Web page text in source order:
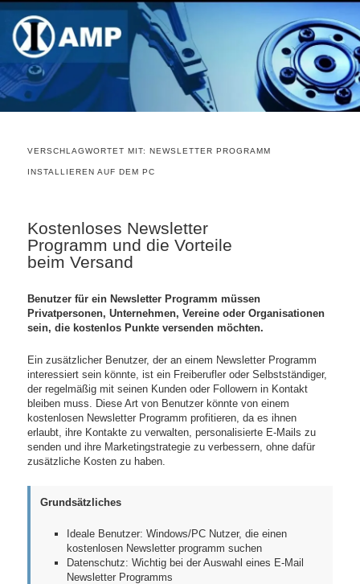
VERSCHLAGWORTET MIT:NEWSLETTER PROGRAMM
INSTALLIEREN AUF DEM PC
Kostenloses Newsletter
Programm und die Vorteile
beim Versand
Benutzer für ein Newsletter Programm müssen
Privatpersonen, Unternehmen, Vereine oder Organisationen
sein, die kostenlos Punkte versenden möchten.
Ein zusätzlicher Benutzer, der an einem Newsletter Programm
interessiert sein könnte, ist ein Freiberufler oder Selbstständiger,
der regelmäßig mit seinen Kunden oder Followern in Kontakt
bleiben muss. Diese Art von Benutzer könnte von einem
kostenlosen Newsletter Programm profitieren, da es ihnen
erlaubt, ihre Kontakte zu verwalten, personalisierte E-Mails zu
senden und ihre Marketingstrategie zu verbessern, ohne dafür
zusätzliche Kosten zu haben.
Grundsätzliches
Ideale Benutzer: Windows/PC Nutzer, die einen
kostenlosen Newsletter programm suchen
Datenschutz: Wichtig bei der Auswahl eines E-Mail
Newsletter Programms